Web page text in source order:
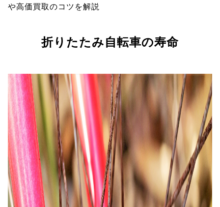
や高価買取のコツを解説
折りたたみ自転車の寿命